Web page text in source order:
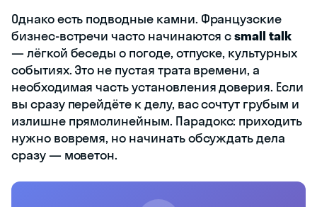
Однако есть подводные камни. Французские
бизнес-встречи часто начинаются сsmall talk
— лёгкой беседы о погоде, отпуске, культурных
событиях. Это не пустая трата времени, а
необходимая часть установления доверия. Если
вы сразу перейдёте к делу, вас сочтут грубым и
излишне прямолинейным. Парадокс: приходить
нужно вовремя, но начинать обсуждать дела
сразу — моветон.